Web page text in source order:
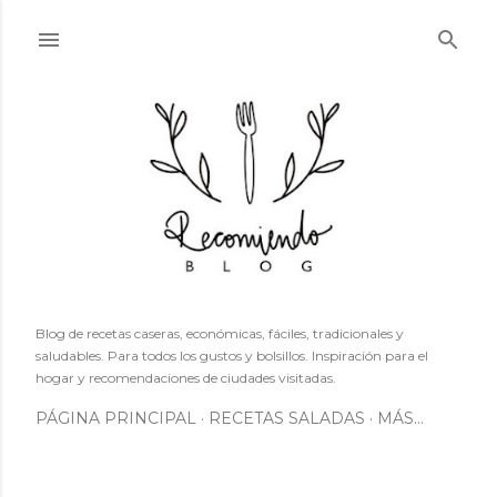
Blog de recetas caseras, económicas, fáciles, tradicionales y
saludables. Para todos los gustos y bolsillos. Inspiración para el
hogar y recomendaciones de ciudades visitadas.
PÁGINA PRINCIPAL RECETAS SALADAS MÁS…